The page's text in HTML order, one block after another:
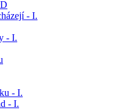
- I.
- I.
- I.
- I.